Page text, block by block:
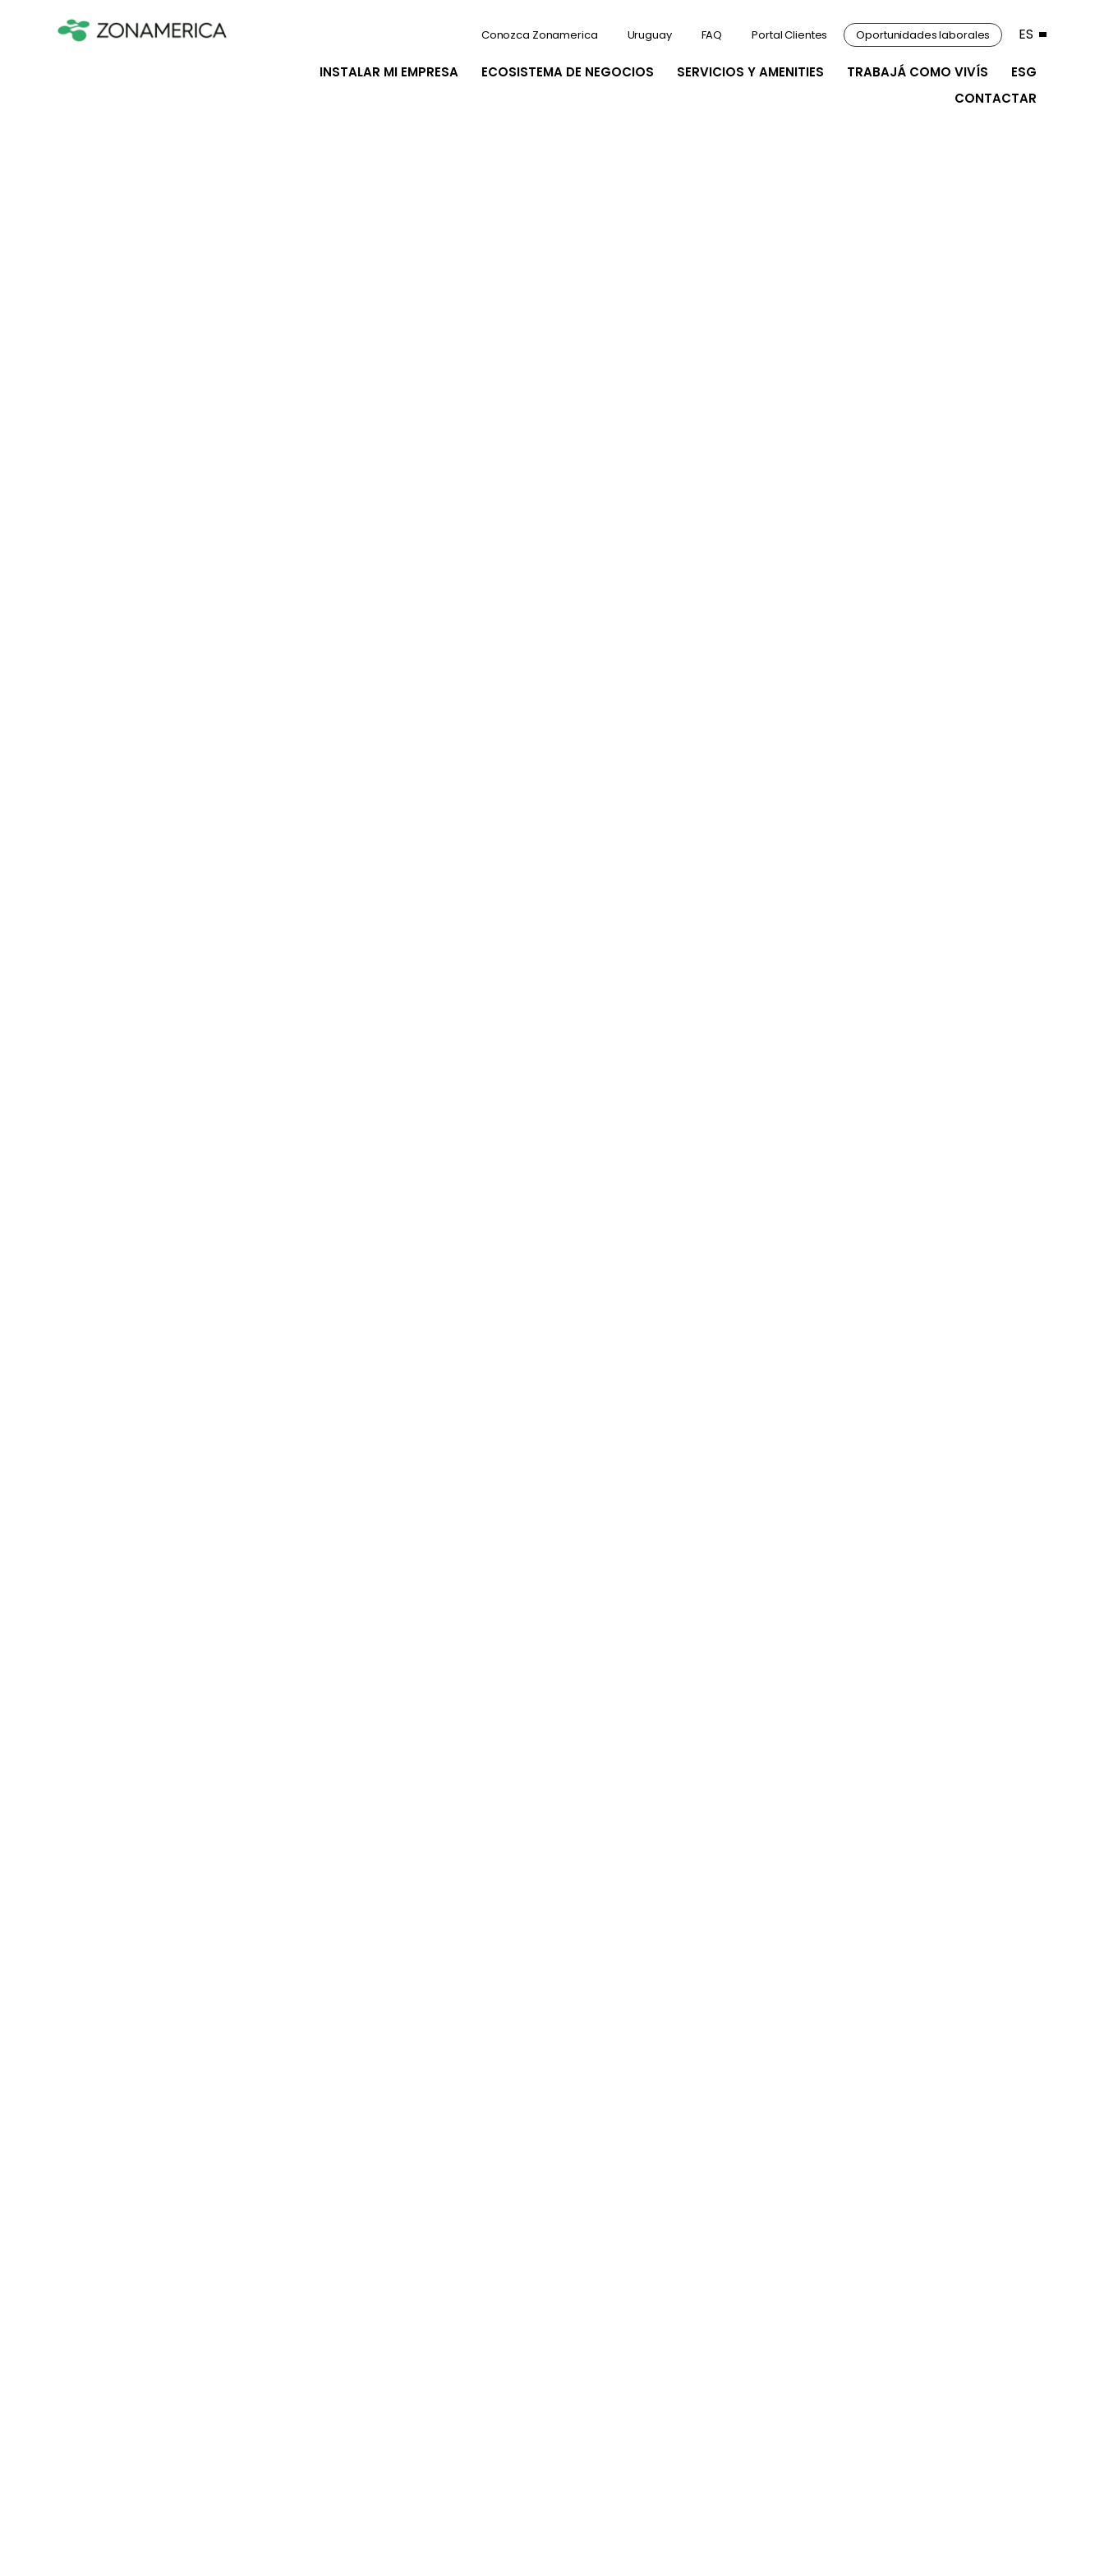
INSTALAR MI EMPRESA ECOSISTEMA DE NEGOCIOS SERVICIOS Y AMENITIES TRABAJÁ COMO VIVÍS
ESG
CONTACTAR
Conozca Zonamerica Uruguay FAQ Portal Clientes Oportunidades laborales ES